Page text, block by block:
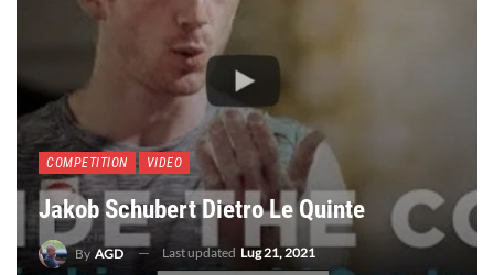
COMPETITION VIDEO
Jakob Schubert Dietro Le Quinte
By AGD Last updated Lug 21, 2021